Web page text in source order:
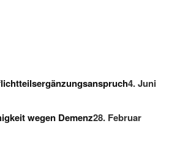
4. Juni
wegen Demenz28. Februar